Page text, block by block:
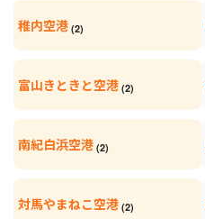
稚内空港 (2)
富山きときと空港 (2)
南紀白浜空港 (2)
対馬やまねこ空港 (2)